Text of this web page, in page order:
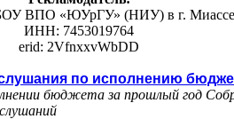
ВПО «ЮУрГУ» (НИУ) в г. Миассе
ИНН: 7453019764
erid: 2VfnxxvWbDD
по исполнению
бюджета за прошлый год